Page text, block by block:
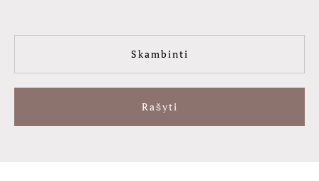
Skambinti
Rašyti